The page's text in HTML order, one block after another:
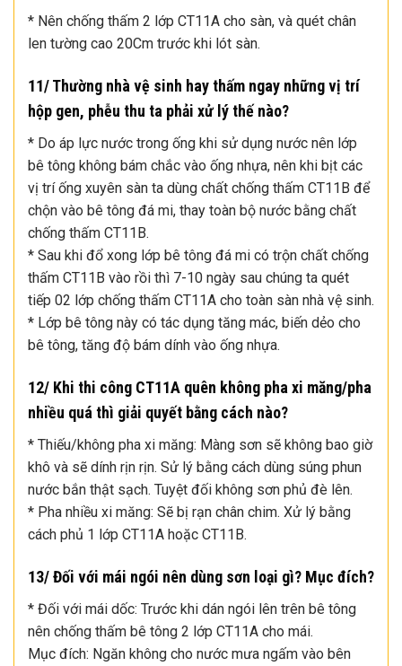
* Nên chống thấm 2 lớp CT11A cho sàn, và quét chân
len tường cao 20Cm trước khi lót sàn.
11/ Thường nhà vệ sinh hay thấm ngay những vị trí
hộp gen, phễu thu ta phải xử lý thế nào?
* Do áp lực nước trong ống khi sử dụng nước nên lớp
bê tông không bám chắc vào ống nhựa, nên khi bịt các
vị trí ống xuyên sàn ta dùng chất chống thấm CT11B để
chộn vào bê tông đá mi, thay toàn bộ nước bằng chất
chống thấm CT11B.
* Sau khi đổ xong lớp bê tông đá mi có trộn chất chống
thấm CT11B vào rồi thì 7-10 ngày sau chúng ta quét
tiếp 02 lớp chống thấm CT11A cho toàn sàn nhà vệ sinh.
* Lớp bê tông này có tác dụng tăng mác, biến dẻo cho
bê tông, tăng độ bám dính vào ống nhựa.
12/ Khi thi công CT11A quên không pha xi măng/pha
nhiều quá thì giải quyết bằng cách nào?
* Thiếu/không pha xi măng: Màng sơn sẽ không bao giờ
khô và sẽ dính rịn rịn. Sử lý bằng cách dùng súng phun
nước bắn thật sạch. Tuyệt đối không sơn phủ đè lên.
* Pha nhiều xi măng: Sẽ bị rạn chân chim. Xử lý bằng
cách phủ 1 lớp CT11A hoặc CT11B.
13/ Đối với mái ngói nên dùng sơn loại gì? Mục đích?
* Đối với mái dốc: Trước khi dán ngói lên trên bê tông
nên chống thấm bê tông 2 lớp CT11A cho mái.
Mục đích: Ngăn không cho nước mưa ngấm vào bên